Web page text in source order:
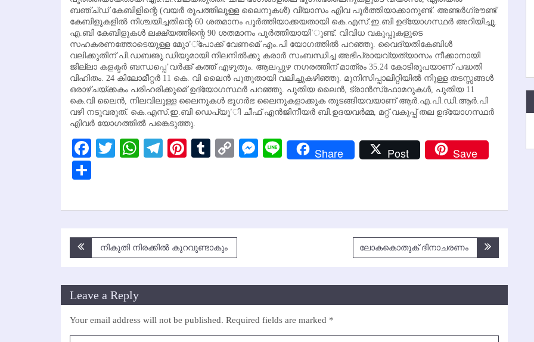
ബഞ്ച്ഡ് കേബിളിന്റെ (വയര്‍ രൂപത്തിലൂള്ള ലൈനുകള്‍) വി്യാസം എിവ പൂര്‍ത്തിയാക്കാനുണ്ട്. അണ്ടര്‍ഗ്രൗണ്ട്
കേബിളുകളില്‍ നിശ്ചയിച്ചതിന്റെ 60 ശതമാനം പൂര്‍ത്തിയാക്കയതായി കെ.എസ്.ഇ.ബി ഉദ്യോഗസ്ഥര്‍ അറിയിച്ചു.
എ.ബി കേബിളുകള്‍ ലക്ഷ്യത്തിന്റെ 90 ശതമാനം പൂര്‍ത്തിയായി’ുണ്ട്. വിവിധ വകുപ്പുകളുടെ
സഹകരണത്തോടെയുള്ള മുാേ’്‌പോക്ക് വേണമെ് എം.പി യോഗത്തില്‍ പറഞ്ഞു. വൈദ്യതികേബിള്‍
വലിക്കുതിന് പി.ഡബഌു.ഡിയുമായി നിലനില്‍ക്കു കരാര്‍ സംബന്ധിച്ച അഭിപ്രായവ്യത്യാസം നീക്കാനായി
ജില്ലാ കളക്ടര്‍ ബന്ധപ്പെ’വര്‍ക്ക് കത്ത് എഴുതും. ആലപ്പുഴ നഗരത്തിന് മാത്രം 35.24 കോടിരൂപയാണ് പദ്ധതി
വിഹിതം. 24 കിലോമീറ്റര്‍ 11 കെ. വി ലൈന്‍ പുതുതായി വലിച്ചുകഴിഞ്ഞു. മുനിസിപ്പാലിറ്റിയില്‍ നിുള്ള തടസ്സങ്ങള്‍
ഒരാഴ്ചയ്ക്കകം പരിഹരിക്കുമെ് ഉദ്യോഗസ്ഥര്‍ പറഞ്ഞു. പുതിയ ലൈന്‍, ട്രാന്‍സ്‌ഫോമറുകള്‍, പുതിയ 11
കെ.വി ലൈന്‍, നിലവിലുള്ള ലൈനുകള്‍ ഭൂഗര്‍ഭ ലൈനുകളാക്കുക തുടങ്ങിയവയാണ് ആര്‍.എ.പി.ഡി.ആര്‍.പി
വഴി നടുവരുത്. കെ.എസ്.ഇ.ബി ഡെപ്യൂ’ി ചീഫ് എന്‍ജിനീയര്‍ ബി.ഉദയവര്‍മ്മ, മറ്റ് വകുപ്പ് തല ഉദ്യോഗസ്ഥര്‍
എിവര്‍ യോഗത്തില്‍ പങ്കെടുത്തു.
Facebook
TwitterWhatsApp
Telegram
Pinterest
Tumblr
CopyMessenger
LineShare Post Save
Post
നികുതി നിരക്കില്‍ കുറവുണ്ടാകും ലോകകൊതുക് ദിനാചരണം
Leave a Reply
Your email address will not be published. Required fields are marked *